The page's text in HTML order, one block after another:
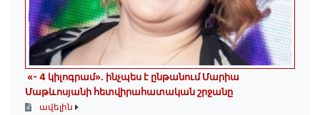
«- 4 կիլոգրամ». ինչպես է ընթանում Մարիա
Մաթևոսյանի հետվիրահատական շրջանը
ավելին